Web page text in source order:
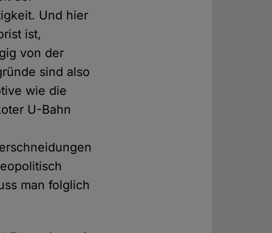
Und hier
ist,
von der
sind also
wie die
U-Bahn
man folglich